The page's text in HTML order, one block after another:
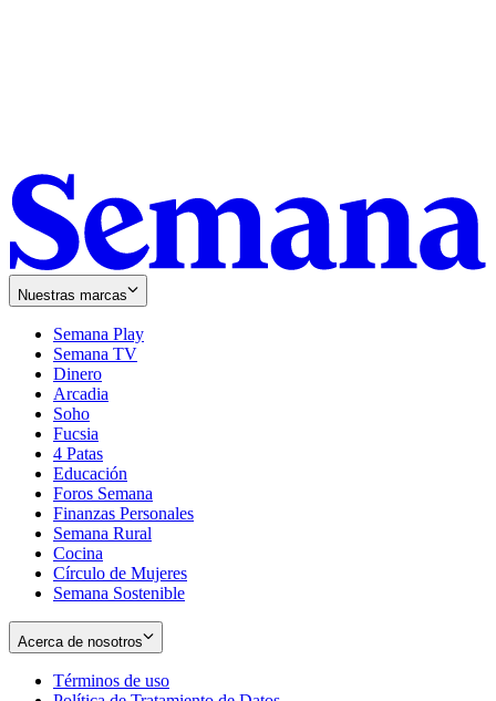
Nuestras marcas
Semana Play
Semana TV
Dinero
Arcadia
Soho
in
new
window
Fucsia
in
new
window
4 Patas
Educación
Foros Semana
Finanzas Personales
Semana Rural
Cocina
Círculo de Mujeres
Semana Sostenible
Acerca de nosotros
Términos de uso